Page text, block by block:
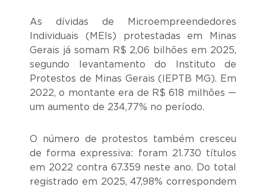
As dívidas de Microempreendedores
Individuais (MEIs) protestadas em Minas
Gerais já somam R$ 2,06 bilhões em 2025,
segundo levantamento do Instituto de
Protestos de Minas Gerais (IEPTB MG). Em
2022, o montante era de R$ 618 milhões —
um aumento de 234,77% no período.
O número de protestos também cresceu
de forma expressiva: foram 21.730 títulos
em 2022 contra 67.359 neste ano. Do total
registrado em 2025, 47,98% correspondem